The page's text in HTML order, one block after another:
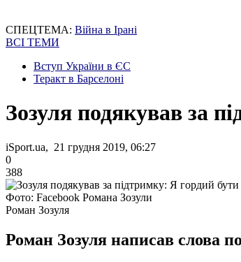
СПЕЦТЕМА: Війна в Ірані
ВСІ ТЕМИ
Вступ України в ЄС
Теракт в Барселоні
Зозуля подякував за
iSport.ua, 21 грудня 2019, 06:27
0
388
Фото: Facebook Романа Зозули
Роман Зозуля
Роман Зозуля написав слова